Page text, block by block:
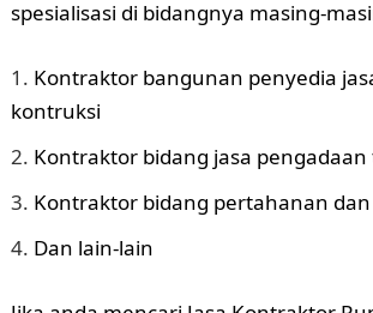
spesialisasi di bidangnya masing-
Kontraktor bangunan penyedia
kontruksi
Kontraktor bidang jasa
Kontraktor bidang pertahanan
Dan lain-lain